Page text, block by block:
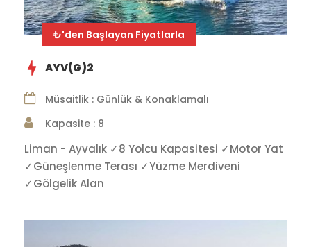
₺'den Başlayan Fiyatlarla
AYV(G)2
Müsaitlik : Günlük & Konaklamalı
Kapasite : 8
Liman - Ayvalık ✓8 Yolcu Kapasitesi ✓Motor Yat
✓Güneşlenme Terası ✓Yüzme Merdiveni
✓Gölgelik Alan